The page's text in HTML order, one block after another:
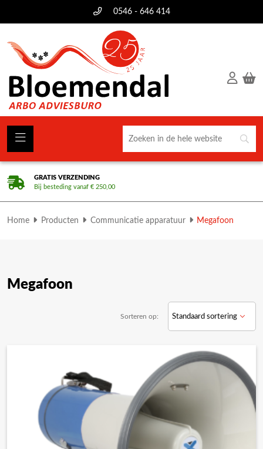
0546 - 646 414
GRATIS VERZENDING
Bij besteding vanaf € 250,00
Home Producten Communicatie apparatuur Megafoon
Megafoon
Sorteren op: